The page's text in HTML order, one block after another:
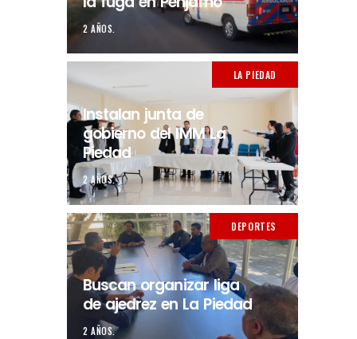
2 AÑOS.
LA PIEDAD
Instalan junta de
gobierno del IMM La
Piedad
2 AÑOS.
DEPORTES
Buscan organizar liga
de ajedrez en La Piedad
2 AÑOS.